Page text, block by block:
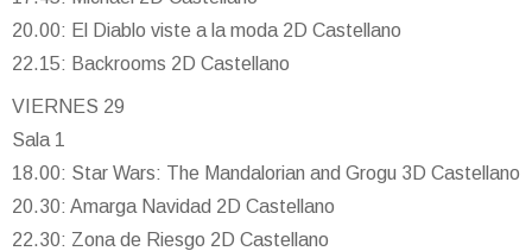
20.00: El Diablo viste a la moda 2D Castellano
22.15: Backrooms 2D Castellano
VIERNES 29
Sala 1
18.00: Star Wars: The Mandalorian and Grogu 3D Castellano
20.30: Amarga Navidad 2D Castellano
22.30: Zona de Riesgo 2D Castellano